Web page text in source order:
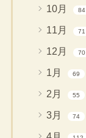
10月 84
11月 71
12月 70
1月 69
2月 55
3月 74